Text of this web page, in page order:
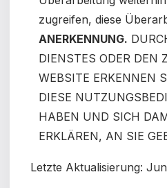
zugreifen, diese
ANERKENNUNG.
DIENSTES ODER DEN
WEBSITE ERKENNEN
DIESE
HABEN UND SICH
ERKLÄREN, AN SIE
Letzte Aktualisierung: